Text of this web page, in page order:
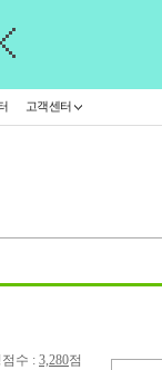
고객센터
수 : 3,280점